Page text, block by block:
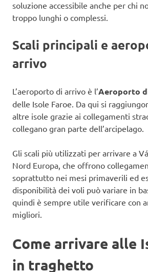
soluzione accessibile anche per chi
troppo lunghi o complessi.
Scali principali e
arrivo
L’aeroporto di arrivo è l’Aeroporto
delle Isole Faroe. Da qui si
altre isole grazie ai collegamenti
collegano gran parte dell’arcipelago.
Gli scali più utilizzati per arrivare a
Nord Europa, che offrono
soprattutto nei mesi primaverili ed
disponibilità dei voli può variare in
quindi è sempre utile verificare con
migliori.
Come arrivare alle
in traghetto